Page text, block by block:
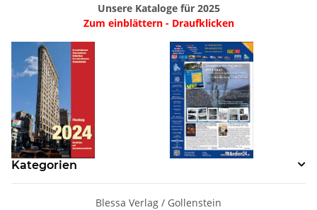
Unsere Kataloge für 2025
Zum einblättern - Draufklicken
Kategorien
Blessa Verlag / Gollenstein